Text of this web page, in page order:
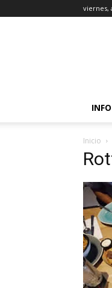
viernes,
INFO
Inicio